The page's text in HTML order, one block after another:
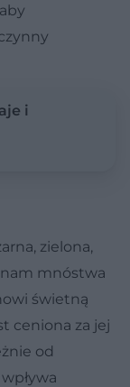
i
zielona,
nam mnóstwa
świetną
ceniona za jej
od